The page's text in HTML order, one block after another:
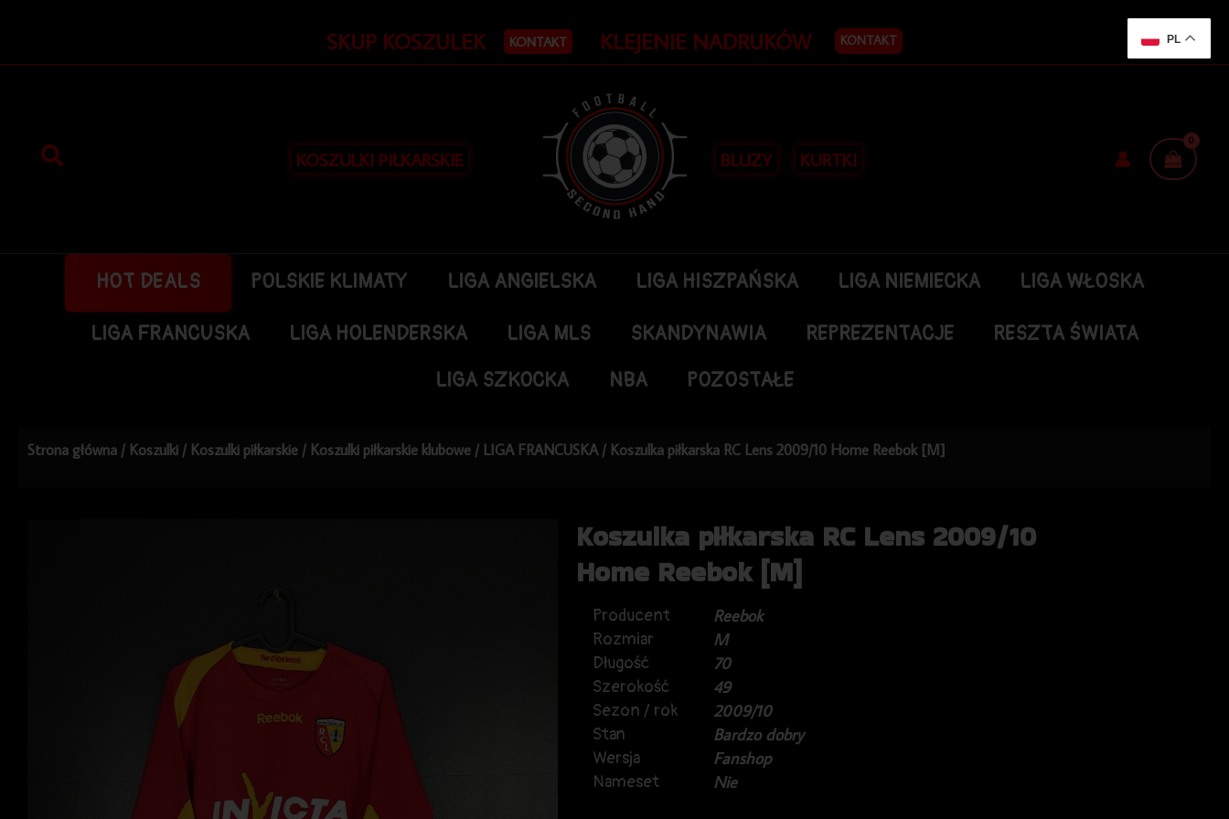
treści
SKUP KOSZULEK KONTAKT KLEJENIE NADRUKÓW KONTAKT
KOSZULKI PIŁKARSKIE BLUZY KURTKI
HOT DEALS POLSKIE KLIMATY LIGA ANGIELSKA LIGA HISZPAŃSKA LIGA NIEMIECKA LIGA WŁOSKA
LIGA FRANCUSKA LIGA HOLENDERSKA LIGA MLS SKANDYNAWIA REPREZENTACJE
RESZTA ŚWIATA
LIGA SZKOCKA
NBA POZOSTAŁE
Strona główna / Koszulki / Koszulki piłkarskie / Koszulki piłkarskie klubowe / LIGA FRANCUSKA / Koszulka piłkarska RC Lens 2009/10 Home Reebok [M]
Koszulka piłkarska RC Lens 2009/10
Home Reebok [M]
Producent
Reebok
Rozmiar
M
Długość
70
Szerokość
49
Sezon / rok
2009/10
Stan
Bardzo dobry
Wersja
Fanshop
Nameset
Nie
PL